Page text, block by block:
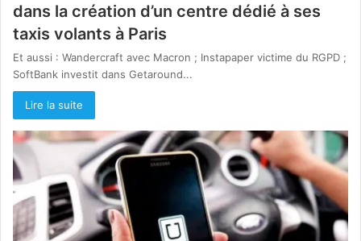
dans la création d’un centre dédié à ses
taxis volants à Paris
Et aussi : Wandercraft avec Macron ; Instapaper victime du RGPD ;
SoftBank investit dans Getaround...
Lire la suite